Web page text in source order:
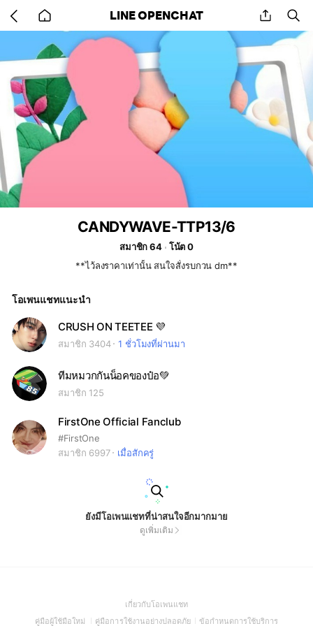
back
to
home
LINE OPENCHAT share
CANDYWAVE-TTP13/6
สมาชิก 64
โน้ต 0
**ไว้ลงราคาเท่านั้น สนใจสั่งรบกวน dm**
โอเพนแชทแนะนำ
CRUSH ON TEETEE 💜
สมาชิก 3404 1 ชั่วโมงที่ผ่านมา
ทีมหมวกกันน็อคของป๋อ💚
สมาชิก 125
FirstOne Official Fanclub
#FirstOne
สมาชิก 6997
เมื่อสักครู่
ยังมีโอเพนแชทที่น่าสนใจอีกมากมาย
ดูเพิ่มเติม
เกี่ยวกับโอเพนแชท(Open
in
คู่มือผู้ใช้มือใหม่ (Open
คู่มือการใช้งานอย่างปลอดภัย(Open
ข้อกำหนดการใช้บริการ(Open